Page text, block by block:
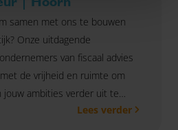
samen met ons te bouwen
Onze uitdagende
van fiscaal advies
de vrijheid en ruimte om
jouw ambities verder uit te
Lees verder